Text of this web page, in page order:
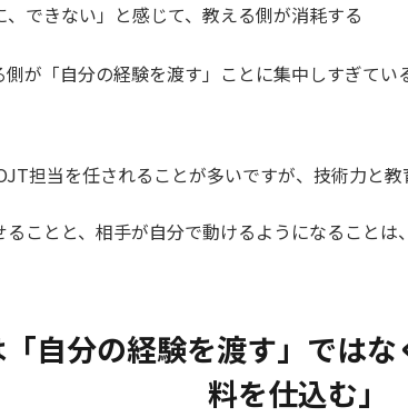
、できない」と感じて、教える側が消耗する
が「自分の経験を渡す」ことに集中しすぎてい
担当を任されることが多いですが、技術力と教
ことと、相手が自分で動けるようになることは
自分の経験を渡す」では
料を仕込む」